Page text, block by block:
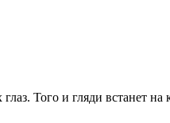
Того и гляди встанет